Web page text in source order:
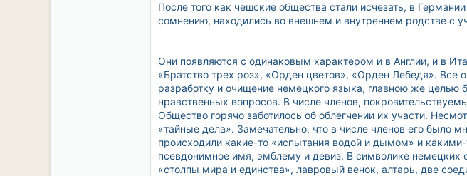
После того как чешские общества стали исчезать, в
сомнению, находились во внешнем и внутреннем родстве с
Они появляются с одинаковым характером и в Англии, и в
«Братство трех роз», «Орден цветов», «Орден Лебедя». Все
разработку и очищение немецкого языка, главною же целью
нравственных вопросов. В числе членов,
Общество горячо заботилось об облегчении их участи.
«тайные дела». Замечательно, что в числе членов его было
происходили какие-то «испытания водой и дымом» и
псевдонимное имя, эмблему и девиз. В символике немецких
«столпы мира и единства», лавровый венок, алтарь, две